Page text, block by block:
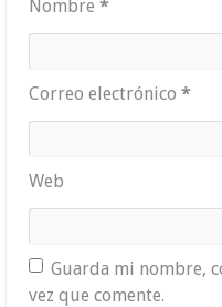
Nombre *
Correo electrónico *
Web
Guarda mi nombre,
vez que comente.